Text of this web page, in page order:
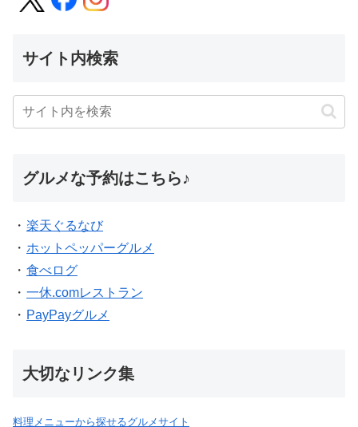
サイト内検索
グルメな予約はこちら♪
・ 楽天ぐるなび
・ ホットペッパーグルメ
・ 食べログ
・ 一休.comレストラン
・ PayPayグルメ
大切なリンク集
料理メニューから探せるグルメサイト